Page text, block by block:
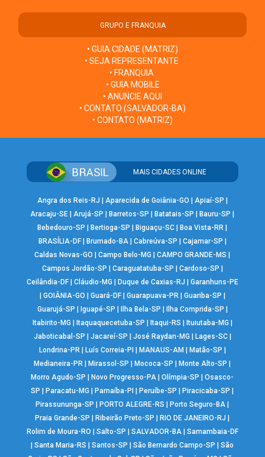
GRUPO E FRANQUIA
• GUIA CIDADE (MATRIZ)
• SEJA REPRESENTANTE
• FRANQUIA
• GUIA MOBILE
• ANUNCIE AQUI
• CONTATO (SALVADOR-BA)
• CONTATO (MATRIZ)
MAIS CIDADES ONLINE
Angra dos Reis-RJ Aparecida de Goiânia-GO Apiaí-SP
Aracaju-SE |Arujá-SP Barretos-SP Batatais-SP Bauru-SP
Bebedouro-SP
Bertioga-SP Biguaçu-SC Boa Vista-RR
BRASÍLIA-DF| Brumado-BA| Cabreúva-SP Cajamar-SP
Caldas Novas-GO
|Campo Belo-MG |CAMPO GRANDE-MS
Campos Jordão-SP
Caraguatatuba-SP Cardoso-SP
Ceilândia-DF| Cláudio-MG Duque de Caxias-RJ
Garanhuns-PE
GOIÂNIA-GO Guará-DF| Guarapuava-PR| Guariba-SP
Guarujá-SP
Iguapé-SP Ilha Bela-SP Ilha Comprida-SP
Itabirito-MG
Itaquaquecetuba-SP Itaqui-RS Ituiutaba-MG
Jaboticabal-SP
Jacareí-SP José Raydan-MG Lages-SC|
Londrina-PR| Luís Correia-PI MANAUS-AM Matão-SP
Medianeira-PR
Mirassol-SP Mococa-SP Monte Alto-SP
Morro Agudo-SP
Novo Progresso-PA |Olímpia-SP |Osasco-
SP
Paracatu-MG Parnaíba-PI Peruíbe-SP Piracicaba-SP
Pirassununga-SP
PORTO ALEGRE-RS Porto Seguro-BA
Praia Grande-SP
Ribeirão Preto-SP RIO DE JANEIRO-RJ
Rolim de Moura-RO
Salto-SP SALVADOR-BA| Samambaia-DF
|Santa Maria-RS |Santos-SP |São Bernardo Campo-SP |São